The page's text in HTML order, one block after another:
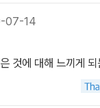
07-14
것에 대해 느끼게 되